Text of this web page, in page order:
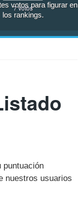
7votos
votos para figurar en
los rankings.
puntuación
nuestros usuarios